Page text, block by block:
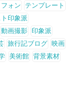
ォン
テンプレート
印象派
動画撮影 印象派
旅行記ブログ 映画
美術館 背景素材